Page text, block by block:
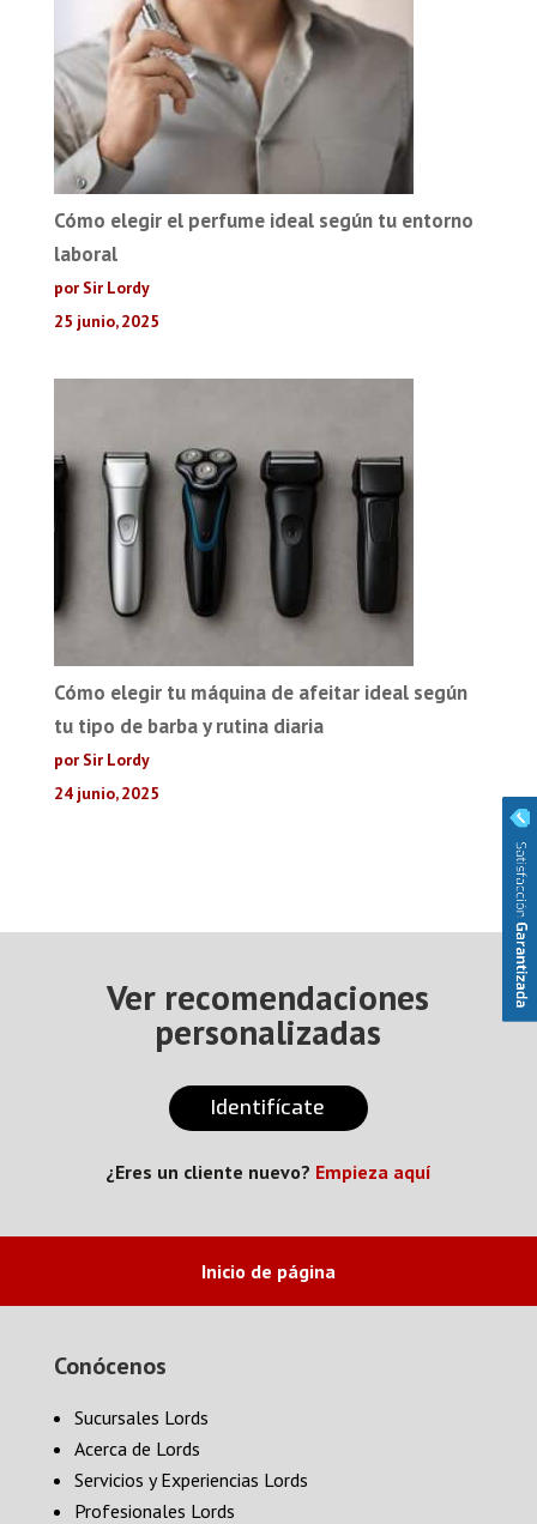
Cómo elegir el perfume ideal según tu entorno
laboral
por Sir Lordy
25 junio, 2025
Cómo elegir tu máquina de afeitar ideal según
tu tipo de barba y rutina diaria
por Sir Lordy
24 junio, 2025
Ver recomendaciones
personalizadas
Identifícate
¿Eres un cliente nuevo? Empieza aquí
Inicio de página
Conócenos
Sucursales Lords
Acerca de Lords
Servicios y Experiencias Lords
Profesionales Lords